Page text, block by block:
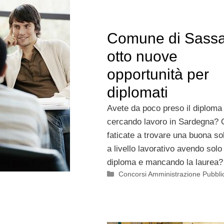
Comune di
otto nuove
opportunità per
diplomati
Avete da poco preso il
cercando lavoro in Sardegna?
faticate a trovare una buona
a livello lavorativo avendo solo
diploma e mancando la laurea?
Categorie
Concorsi Amministrazione